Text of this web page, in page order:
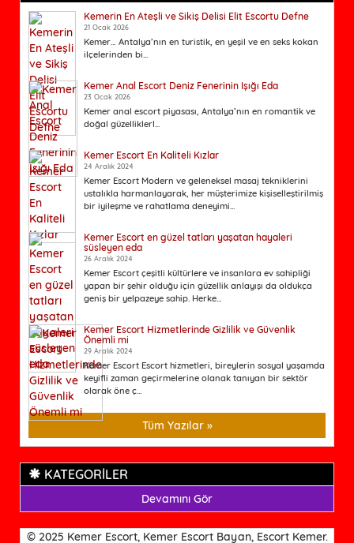
Kemerin En Ateşli ve Sikiş Delisi Elit Escortu Defne
21 Ocak 2026
Kemer… Antalya’nın en turistik, en yeşil ve en seks kokan
ilçelerinden bi...
Kemer Anal Escort Deniz Fenerinin Işığı Eda
23 Ocak 2026
Kemer anal escort piyasası, Antalya’nın en romantik ve
doğal güzelliklerl...
Kemer Escort En Kaliteli Kızlar
24 Aralık 2024
Kemer Escort Modern ve geleneksel masaj tekniklerini
ustalıkla harmanlayarak, her müşterimize kişiselleştirilmiş
bir iyileşme ve rahatlama deneyimi...
Kemer Escort en güzel tatları yaşatan hayaleri
süsleyen eda
26 Aralık 2024
Kemer Escort çeşitli kültürlere ve insanlara ev sahipliği
yapan bir şehir olduğu için güzellik anlayışı da oldukça
geniş bir yelpazeye sahip. Herke...
Kemer Escort Hizmetlerinde Gizlilik ve Güvenlik
Önemli mi
29 Aralık 2024
Kemer Escort Escort hizmetleri, bireylerin sosyal yaşamda
keyifli zaman geçirmelerine olanak tanıyan bir sektör
olarak öne ç...
Tüm Yazılar »
KATEGORİLER
Devamını Gör
© 2025 Kemer Escort, Kemer Escort Bayan, Escort Kemer.